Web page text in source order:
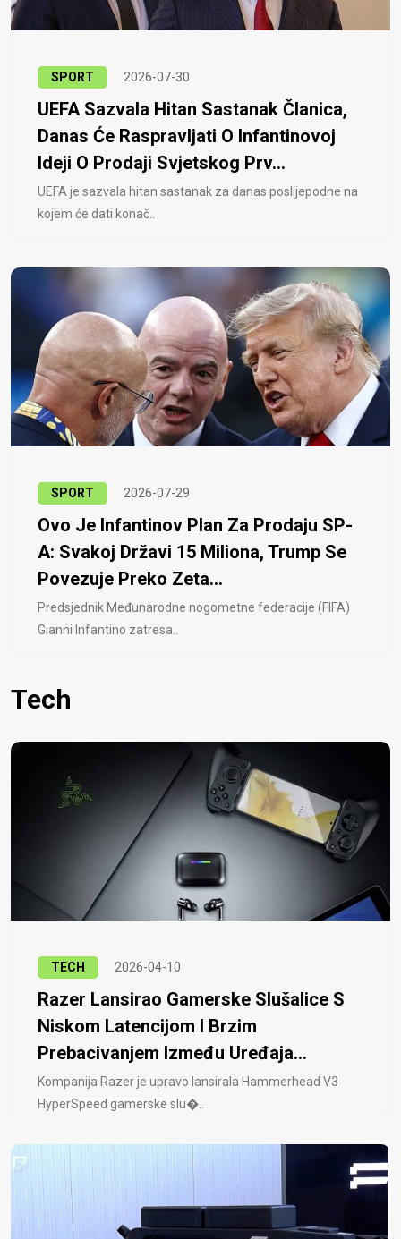
SPORT 2026-07-30
UEFA Sazvala Hitan Sastanak Članica,
Danas Će Raspravljati O Infantinovoj
Ideji O Prodaji Svjetskog Prv...
UEFA je sazvala hitan sastanak za danas poslijepodne na
kojem će dati konač..
SPORT 2026-07-29
Ovo Je Infantinov Plan Za Prodaju SP-
A: Svakoj Državi 15 Miliona, Trump Se
Povezuje Preko Zeta...
Predsjednik Međunarodne nogometne federacije (FIFA)
Gianni Infantino zatresa..
Tech
TECH 2026-04-10
Razer Lansirao Gamerske Slušalice S
Niskom Latencijom I Brzim
Prebacivanjem Između Uređaja...
Kompanija Razer je upravo lansirala Hammerhead V3
HyperSpeed ​​gamerske slu�..